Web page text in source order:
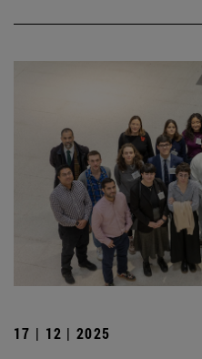
17 | 12 | 2025